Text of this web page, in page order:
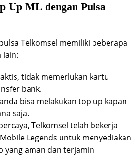
Up ML dengan Pulsa
Telkomsel memiliki beberapa
lain:
tidak memerlukan kartu
bank.
bisa melakukan top up kapan
saja.
Telkomsel telah bekerja
Legends untuk menyediakan
yang aman dan terjamin